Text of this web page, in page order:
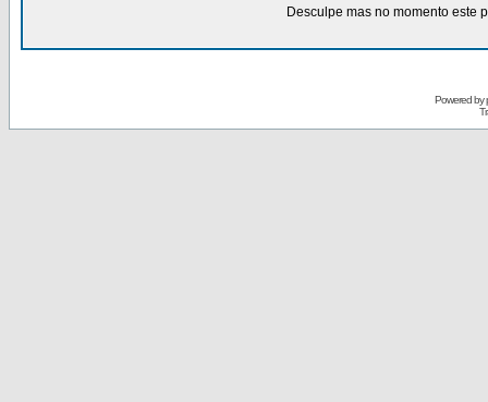
Desculpe mas no momento este
Powered by